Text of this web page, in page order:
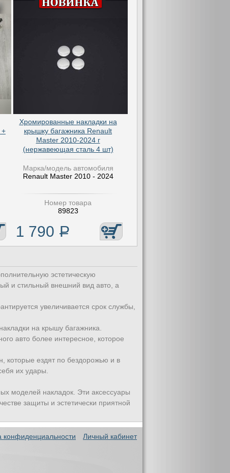
+
Хромированные накладки на
крышку багажника Renault
Master 2010-2024 г
(нержавеющая сталь 4 шт)
Марка/модель автомобиля
Renault Master 2010 - 2024
Номер товара
89823
1 790 Р
эстетическую
и стильный внешний вид авто, а
увеличивается срок службы,
на крышу багажника.
авто более интересное, которое
которые ездят по бездорожью и в
их удары.
моделей накладок. Эти аксессуары
защиты и эстетически приятной
конфиденциальности Личный кабинет